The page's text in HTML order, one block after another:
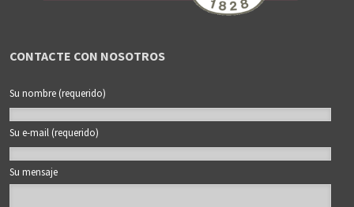
CONTACTE CON NOSOTROS
Su nombre (requerido)
Su e-mail (requerido)
Su mensaje